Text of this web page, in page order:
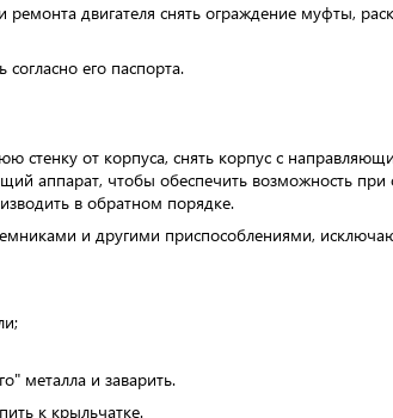
двигателя снять ограждение муфты,
его паспорта.
стенку от корпуса, снять корпус с
аппарат, чтобы обеспечить возможность
в обратном порядке.
и другими приспособлениями,
металла и заварить.
к крыльчатке.